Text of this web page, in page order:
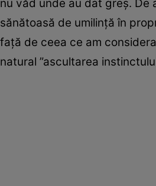
nu văd unde au dat greș.
sănătoasă de umilință în
față de ceea ce am
natural ”ascultarea